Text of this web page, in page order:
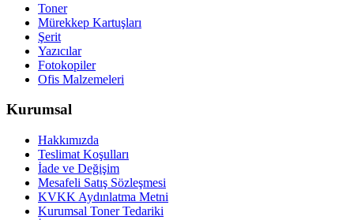
Toner
Mürekkep Kartuşları
Şerit
Yazıcılar
Fotokopiler
Ofis Malzemeleri
Kurumsal
Hakkımızda
Teslimat Koşulları
İade ve Değişim
Mesafeli Satış Sözleşmesi
KVKK Aydınlatma Metni
Kurumsal Toner Tedariki